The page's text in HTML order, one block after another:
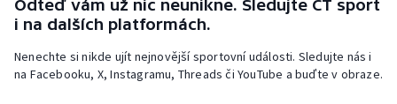
Veslování
Vodní slalom
Odteď vám už nic neunikne. Sledujte ČT sport
i na dalších platformách.
Nenechte si nikde ujít nejnovější sportovní události. Sledujte nás i
na Facebooku, X, Instagramu, Threads či YouTube a buďte v obraze.